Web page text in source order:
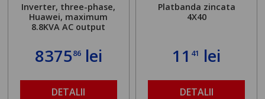
Inverter, three-phase,
Huawei, maximum
8.8KVA AC output
837586lei
DETALII
Platbanda zincata
4X40
11 41 lei
DETALII